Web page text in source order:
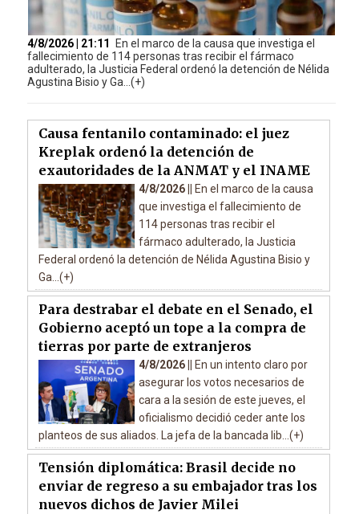
4/8/2026 | 21:11
En el marco de la causa que investiga el
fallecimiento de 114 personas tras recibir el fármaco
adulterado, la Justicia Federal ordenó la detención de Nélida
Agustina Bisio y Ga...(+)
Causa fentanilo contaminado: el juez
Kreplak ordenó la detención de
exautoridades de la ANMAT y el INAME
4/8/2026 ||
En el marco de la causa
que investiga el fallecimiento de
114 personas tras recibir el
fármaco adulterado, la Justicia
Federal ordenó la detención de Nélida Agustina Bisio y
Ga...(+)
Para destrabar el debate en el Senado, el
Gobierno aceptó un tope a la compra de
tierras por parte de extranjeros
4/8/2026 ||
En un intento claro por
asegurar los votos necesarios de
cara a la sesión de este jueves, el
oficialismo decidió ceder ante los
planteos de sus aliados. La jefa de la bancada lib...(+)
Tensión diplomática: Brasil decide no
enviar de regreso a su embajador tras los
nuevos dichos de Javier Milei